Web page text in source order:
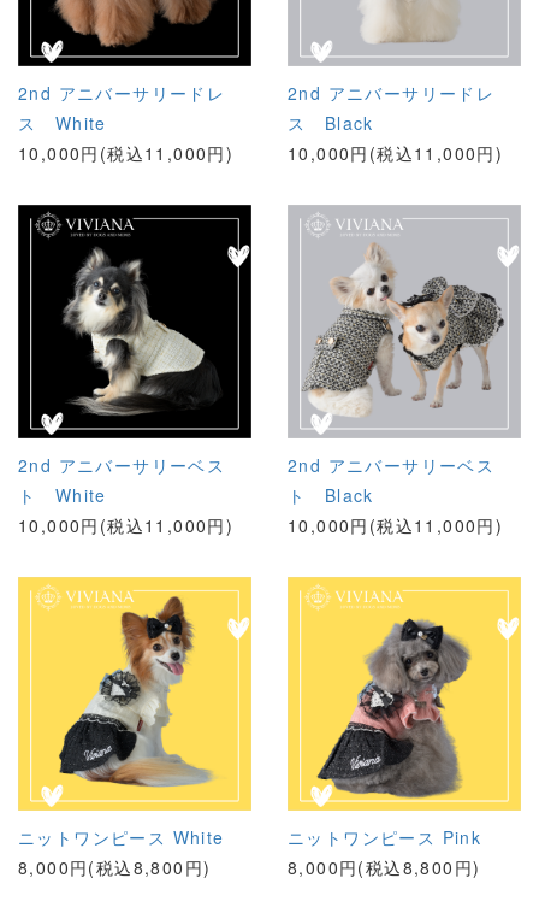
2nd アニバーサリードレ
ス White
10,000円(税込11,000円)
2nd アニバーサリードレ
ス Black
10,000円(税込11,000円)
2nd アニバーサリーベス
ト White
10,000円(税込11,000円)
2nd アニバーサリーベス
ト Black
10,000円(税込11,000円)
ニットワンピース White
8,000円(税込8,800円)
ニットワンピース Pink
8,000円(税込8,800円)